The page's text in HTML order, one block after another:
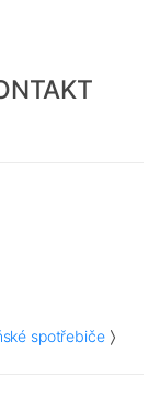
spotřebiče